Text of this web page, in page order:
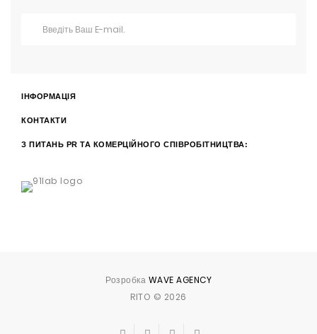
ІНФОРМАЦІЯ
КОНТАКТИ
З ПИТАНЬ PR ТА КОМЕРЦІЙНОГО СПІВРОБІТНИЦТВА:
Розробка WAVE AGENCY
RITO © 2026